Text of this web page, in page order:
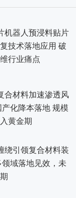
机器人预浸料贴片
技术落地应用 破
行业痛点
合材料加速渗透风
化降本落地 规模
黄金期
绕引领复合材料装
域落地见效，未